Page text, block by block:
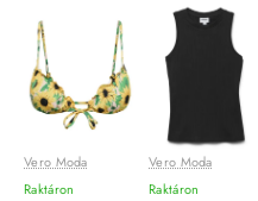
Vero Moda
Raktáron
Vero Moda
Raktáron